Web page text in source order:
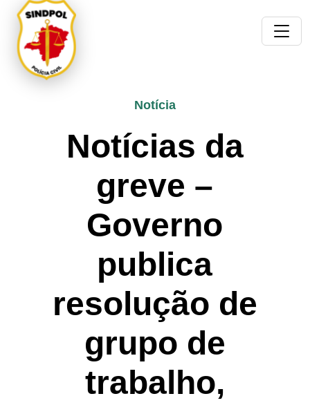
Notícia
Notícias da
greve –
Governo
publica
resolução de
grupo de
trabalho,